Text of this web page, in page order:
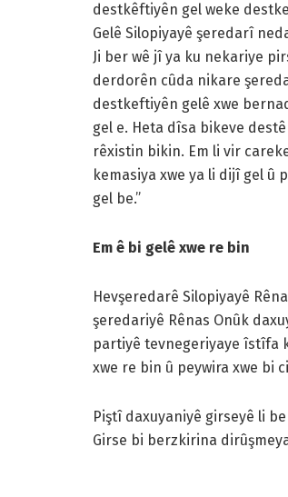
destkêftiyên gel weke
Gelê Silopiyayê şeredarî
Ji ber wê jî ya ku nekariye
derdorên cûda nikare
destkeftiyên gelê xwe
gel e. Heta dîsa bikeve
rêxistin bikin. Em li vir
kemasiya xwe ya li dijî gel û
gel be.”
Em ê bi gelê xwe re bin
Hevşeredarê Silopiyayê
şeredariyê Rênas Onûk
partiyê tevnegeriyaye îstîfa
xwe re bin û peywira xwe bi
Piştî daxuyaniyê girseyê li
Girse bi berzkirina